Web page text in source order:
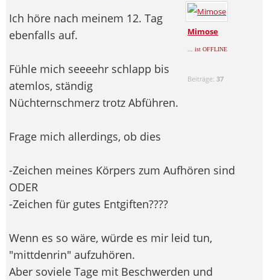
Mimose
... ist OFFLINE
Beiträge:37
Ich höre nach meinem 12. Tag
ebenfalls auf.
Fühle mich seeeehr schlapp bis
atemlos, ständig
Nüchternschmerz trotz Abführen.
Frage mich allerdings, ob dies
-Zeichen meines Körpers zum Aufhören sind
ODER
-Zeichen für gutes Entgiften????
Wenn es so wäre, würde es mir leid tun,
"mittdenrin" aufzuhören.
Aber soviele Tage mit Beschwerden und